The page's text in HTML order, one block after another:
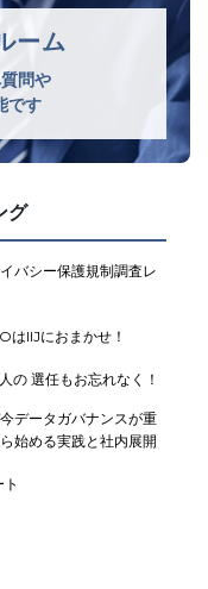
ーム
問や
です
グ
バシー保護規制調査レ
はIIJにおまかせ！
の 選任もお忘れなく！
データガバナンスが重
始める実践と社内展開